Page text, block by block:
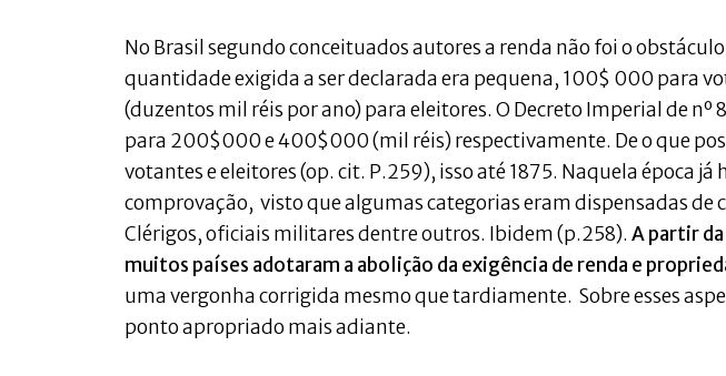
No Brasil segundo conceituados autores a renda não foi o
quantidade exigida a ser declarada era pequena, 100$ 000 para
(duzentos mil réis por ano) para eleitores. O Decreto Imperial de nº
para 200$000 e 400$000 (mil réis) respectivamente. De o que
votantes e eleitores (op. cit. P.259), isso até 1875. Naquela época
comprovação, visto que algumas categorias eram dispensadas de
Clérigos, oficiais militares dentre outros. Ibidem (p.258). A partir
muitos países adotaram a abolição da exigência de renda e
uma vergonha corrigida mesmo que tardiamente. Sobre esses
ponto apropriado mais adiante.